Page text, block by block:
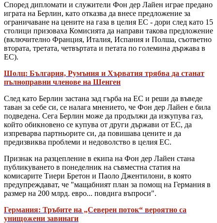
Според дипломати и служители Фон дер Лайен играе предано
играта на Берлин, като отказва да внесе предложение за
ограничаване на цените на газа в целия ЕС - дори след като 15
столици призоваха Комисията да направи такова предложение
(включително Франция, Италия, Испания и Полша, съответно
втората, третата, четвъртата и петата по големина държава в
ЕС).
Шолц: България, Румъния и Хърватия трябва да станат
пълноправни членове на Шенген
След като Берлин застана зад гърба на ЕС и реши да въведе
таван за себе си, се налага мнението, че Фон дер Лайен е била
подведена. Сега Берлин може да продължи да изкупува газ,
който обикновено се купува от други държави от ЕС, да
изпреварва партньорите си, да повишава цените и да
предизвиква проблеми и недоволство в целия ЕС.
Признак на разцепление в екипа на Фон дер Лайен стана
публикуването в понеделник на съвместна статия на
комисарите Тиери Бретон и Паоло Джентилони, в която
предупреждават, че "мащабният план за помощ на Германия в
размер на 200 млрд. евро... повдига въпроси".
Германия: Тръбите на „Северен поток“ вероятно са
унищожени завинаги